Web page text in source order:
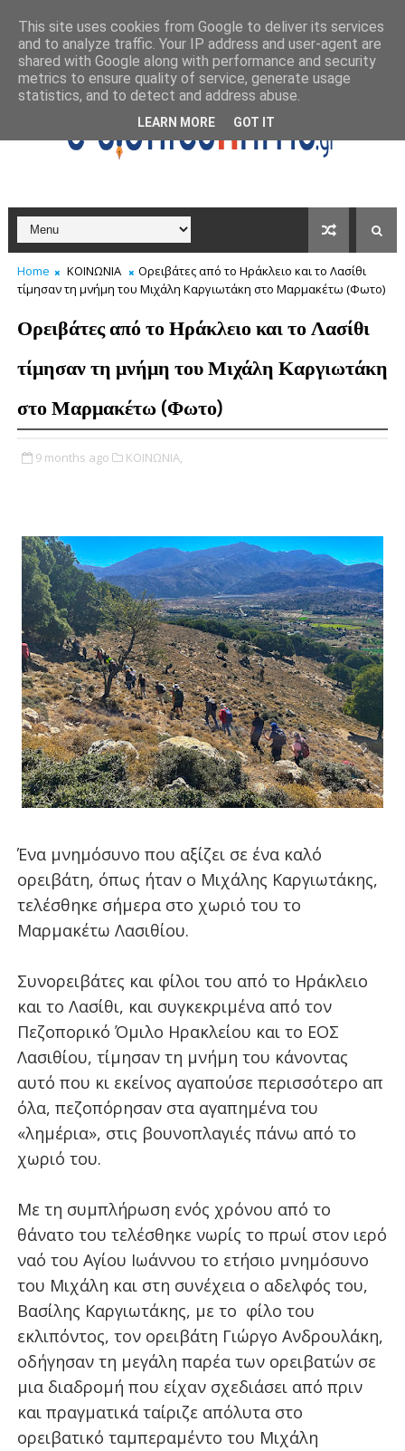
Home ΚΟΙΝΩΝΙΑ
Ορειβάτες από το Ηράκλειο και το Λασίθι
τίμησαν τη μνήμη του Μιχάλη Καργιωτάκη στο Μαρμακέτω (Φωτο)
Ορειβάτες από το Ηράκλειο και το Λασίθι
τίμησαν τη μνήμη του Μιχάλη Καργιωτάκη
στο Μαρμακέτω (Φωτο)
9 months ago ΚΟΙΝΩΝΙΑ,
Ένα μνημόσυνο που αξίζει σε ένα καλό
ορειβάτη, όπως ήταν ο Μιχάλης Καργιωτάκης,
τελέσθηκε σήμερα στο χωριό του το
Μαρμακέτω Λασιθίου.
Συνορειβάτες και φίλοι του από το Ηράκλειο
και το Λασίθι, και συγκεκριμένα από τον
Πεζοπορικό Όμιλο Ηρακλείου και το ΕΟΣ
Λασιθίου, τίμησαν τη μνήμη του κάνοντας
αυτό που κι εκείνος αγαπούσε περισσότερο απ
όλα, πεζοπόρησαν στα αγαπημένα του
«λημέρια», στις βουνοπλαγιές πάνω από το
χωριό του.
Με τη συμπλήρωση ενός χρόνου από το
θάνατο του τελέσθηκε νωρίς το πρωί στον ιερό
ναό του Αγίου Ιωάννου το ετήσιο μνημόσυνο
του Μιχάλη και στη συνέχεια ο αδελφός του,
Βασίλης Καργιωτάκης, με το φίλο του
εκλιπόντος, τον ορειβάτη Γιώργο Ανδρουλάκη,
οδήγησαν τη μεγάλη παρέα των ορειβατών σε
μια διαδρομή που είχαν σχεδιάσει από πριν
και πραγματικά ταίριζε απόλυτα στο
ορειβατικό ταμπεραμέντο του Μιχάλη
This site uses cookies from Google to deliver its services
and to analyze traffic. Your IP address and user-agent are
shared with Google along with performance and security
metrics to ensure quality of service, generate usage
statistics, and to detect and address abuse.
LEARN MORE GOT IT